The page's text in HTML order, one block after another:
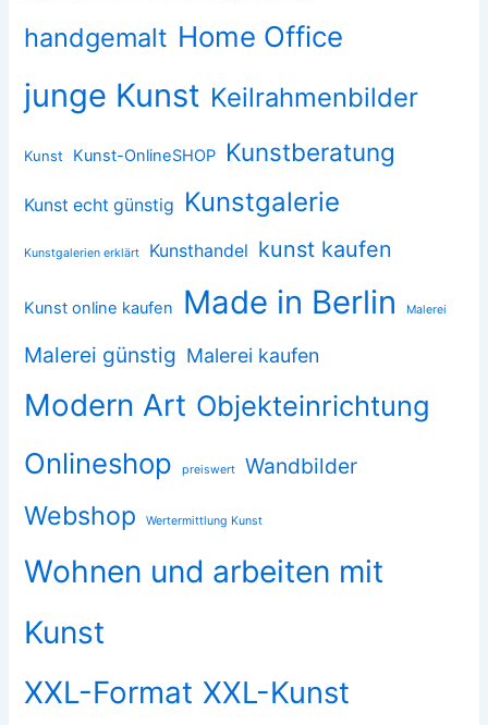
handgemalt Home Office
junge Kunst Keilrahmenbilder
Kunst Kunst-OnlineSHOP Kunstberatung
Kunst echt günstig Kunstgalerie
Kunstgalerien erklärt Kunsthandel kunst kaufen
Kunst online kaufen Made in Berlin Malerei
Malerei günstig Malerei kaufen
Modern Art Objekteinrichtung
Onlineshop
preiswert Wandbilder
Webshop Wertermittlung Kunst
Wohnen und arbeiten mit
Kunst
XXL-Format XXL-Kunst